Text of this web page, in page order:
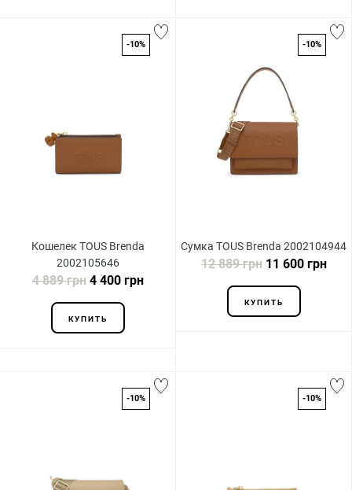
-10%
Кошелек TOUS Brenda
2002105646
4 889 грн4 400 грн
КУПИТЬ
-10%
Сумка TOUS Brenda 2002104944
12 889 грн11 600 грн
КУПИТЬ
-10% -10%